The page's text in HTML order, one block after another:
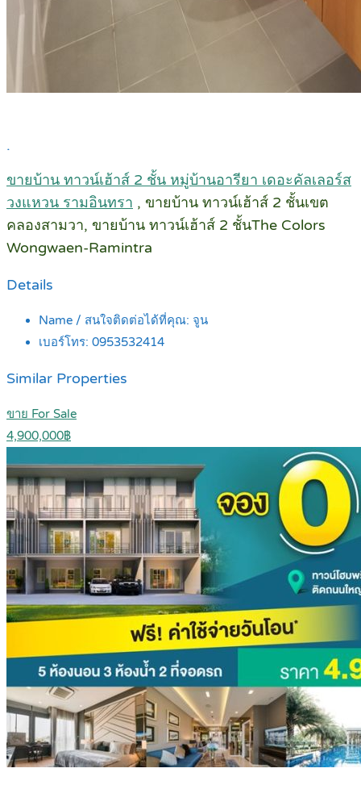
.
ขายบ้าน ทาวน์เฮ้าส์ 2 ชั้น หมู่บ้านอารียา เดอะคัลเลอร์ส
วงแหวน รามอินทรา , ขายบ้าน ทาวน์เฮ้าส์ 2 ชั้นเขต
คลองสามวา, ขายบ้าน ทาวน์เฮ้าส์ 2 ชั้นThe Colors
Wongwaen-Ramintra
Details
Name / สนใจติดต่อได้ที่คุณ: จูน
เบอร์โทร: 0953532414
Similar Properties
ขาย For Sale
4,900,000฿